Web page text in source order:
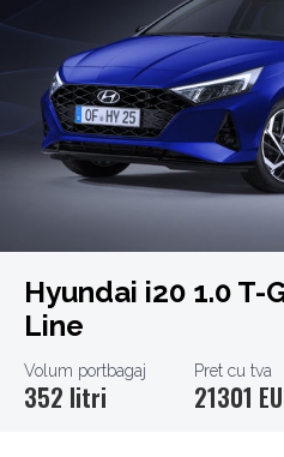
Hyundai i20 1.0 T-
Line
Volum portbagaj
352 litri
Pret cu tva
21301